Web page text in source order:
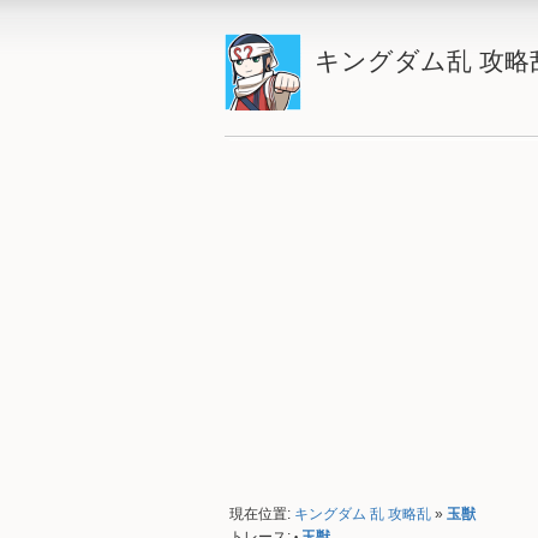
キングダム乱 攻略
現在位置: キングダム 乱 攻略乱 » 玉獣